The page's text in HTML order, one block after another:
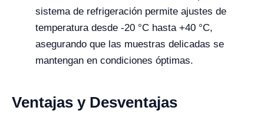
sistema de refrigeración permite ajustes de
temperatura desde -20 °C hasta +40 °C,
asegurando que las muestras delicadas se
mantengan en condiciones óptimas.
Ventajas y Desventajas